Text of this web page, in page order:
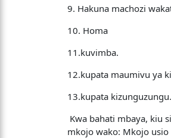
9. Hakuna machozi
10. Homa
11.kuvimba.
12.kupata maumivu ya
13.kupata kizunguzungu.
Kwa bahati mbaya, kiu
mkojo wako: Mkojo